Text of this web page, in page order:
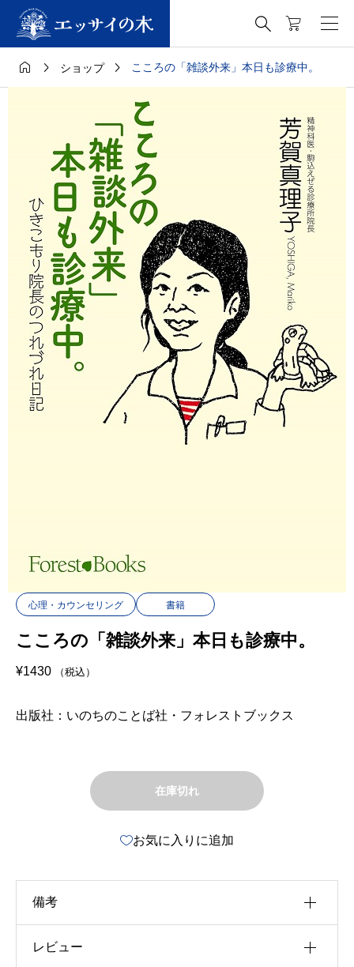

  ショップ  こころの「雑談外来」本日も診療中。
心理・カウンセリング 書籍
こころの「雑談外来」本日も診療中。
¥1430 （税込）
出版社：いのちのことば社・フォレストブックス
在庫切れ
お気に入りに追加
備考
u30b5u30a4u30ba
レビュー